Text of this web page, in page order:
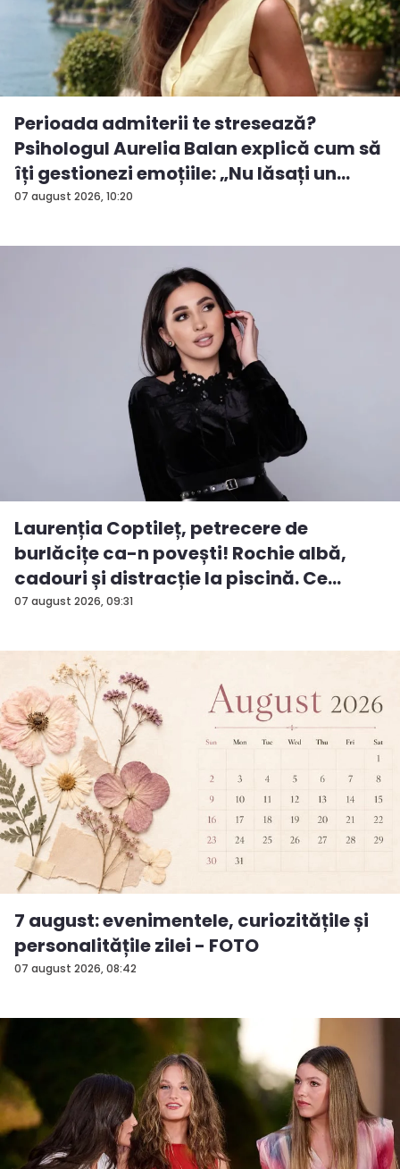
07 august 2026, 10:20
Perioada admiterii te stresează?
Psihologul Aurelia Balan explică cum să
îți gestionezi emoțiile: „Nu lăsați un
rezu...
07 august 2026, 09:31
Laurenția Coptileț, petrecere de
burlăcițe ca-n povești! Rochie albă,
cadouri și distracție la piscină. Ce
surp...
07 august 2026, 08:42
7 august: evenimentele, curiozitățile și
personalitățile zilei - FOTO